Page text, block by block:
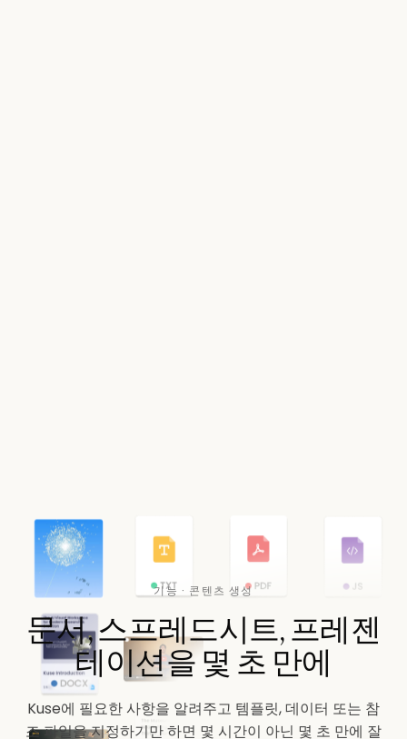
기능 · 콘텐츠 생성
문서, 스프레드시트, 프레젠
테이션을 몇 초 만에
Kuse에 필요한 사항을 알려주고 템플릿, 데이터 또는 참
조 파일을 지정하기만 하면 몇 시간이 아닌 몇 초 만에 잘